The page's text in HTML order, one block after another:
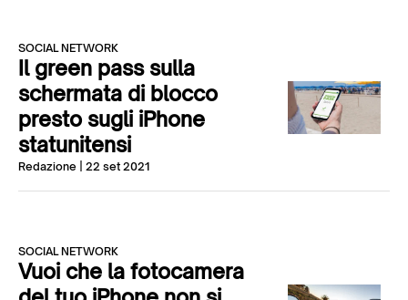
SOCIAL NETWORK
Il green pass sulla
schermata di blocco
presto sugli iPhone
statunitensi
Redazione | 22 set 2021
SOCIAL NETWORK
Vuoi che la fotocamera